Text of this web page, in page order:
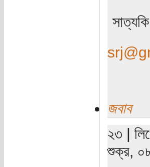
সাত্যকি
জবাব
২৩ |
শুক্র,